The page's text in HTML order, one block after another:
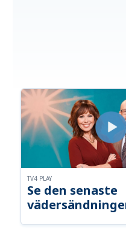
Se den senaste
TV4 PLAY